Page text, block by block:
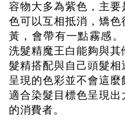
容物大多為紫色，主
色可以互相抵消，矯
黃，會帶有一點霧感
洗髮精魔王白能夠與
髮精搭配與自己頭髮
呈現的色彩並不會這
適合染髮目標色呈現
的消費者。